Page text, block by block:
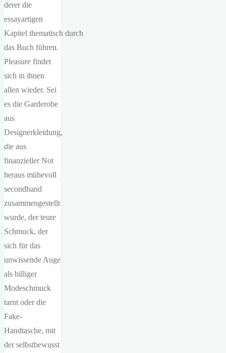
derer die
essayartigen
Kapitel thematisch durch
das Buch führen.
Pleasure findet
sich in ihnen
allen wieder. Sei
es die Garderobe
aus
Designerkleidung,
die aus
finanzieller Not
heraus mühevoll
secondhand
zusammengestellt
wurde, der teure
Schmuck, der
sich für das
unwissende Auge
als billiger
Modeschmuck
tarnt oder die
Fake-
Handtasche, mit
der selbstbewusst